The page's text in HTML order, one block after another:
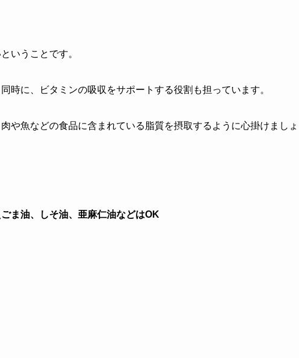
いうことです。
時に、ビタミンの吸収をサポートする役割も担っています。
や魚などの食品に含まれている脂質を摂取するように心掛けましょ
ま油、しそ油、亜麻仁油などはOK